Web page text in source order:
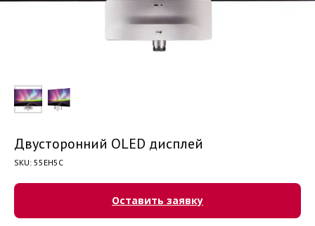
Двусторонний OLED дисплей
SKU: 55EH5C
Оставить заявку